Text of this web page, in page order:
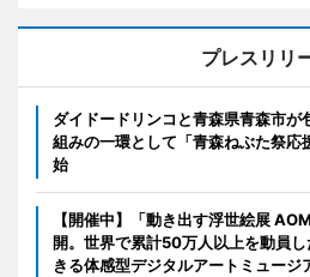
プレスリリ
ダイドードリンコと青森県青森市
組みの一環として「青森ねぶた祭応
始
【開催中】「動き出す浮世絵展
開。世界で累計50万人以上を動員
きる体感型デジタルアートミュー